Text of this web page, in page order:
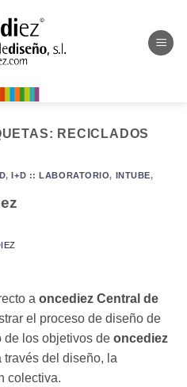
RECICLADOS
,I+D :: LABORATORIO, INTUBE,
a oncediez Central de
el proceso de diseño de
de los objetivos de oncediez
del diseño, la
colectiva.